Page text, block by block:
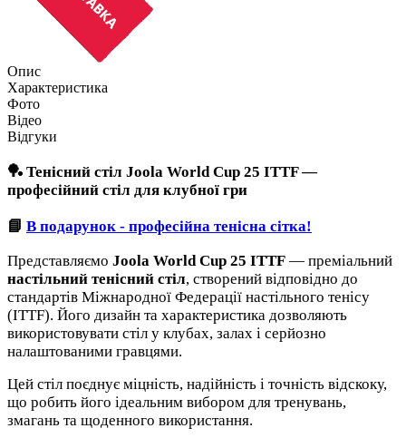
Опис
Характеристика
Фото
Відео
Відгуки
🏓 Тенісний стіл Joola World Cup 25 ITTF—
професійний стіл для клубної гри
📘 В подарунок - професійна тенісна сітка!
Представляємо Joola World Cup 25 ITTF — преміальний
настільний тенісний стіл, створений відповідно до
стандартів Міжнародної Федерації настільного тенісу
(ITTF). Його дизайн та характеристика дозволяють
використовувати стіл у клубах, залах і серйозно
налаштованими гравцями.
Цей стіл поєднує міцність, надійність і точність відскоку,
що робить його ідеальним вибором для тренувань,
змагань та щоденного використання.